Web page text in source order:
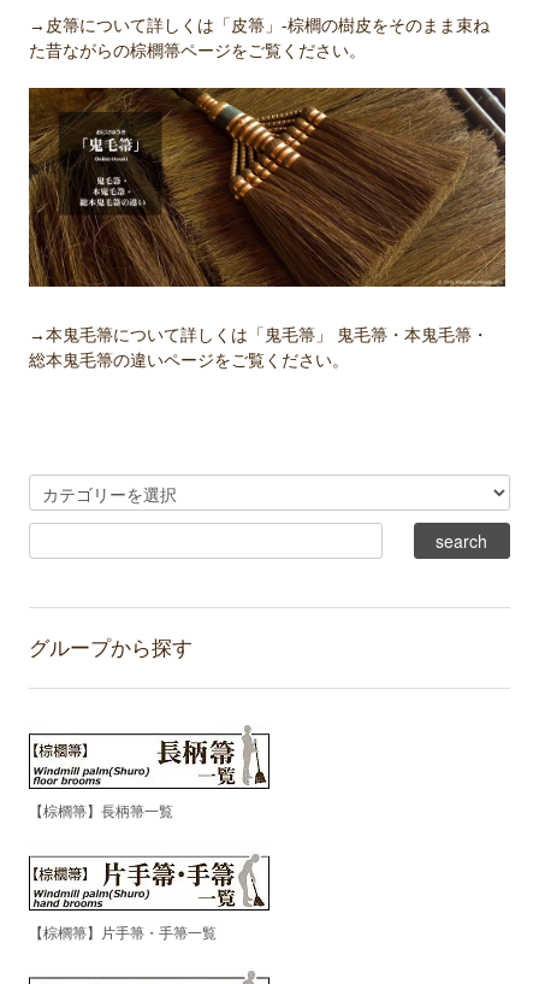
→皮箒について詳しくは「皮箒」-棕櫚の樹皮をそのまま束ね
た昔ながらの棕櫚箒ページをご覧ください。
→本鬼毛箒について詳しくは「鬼毛箒」 鬼毛箒・本鬼毛箒・
総本鬼毛箒の違いページをご覧ください。
グループから探す
【棕櫚箒】長柄箒一覧
【棕櫚箒】片手箒・手箒一覧